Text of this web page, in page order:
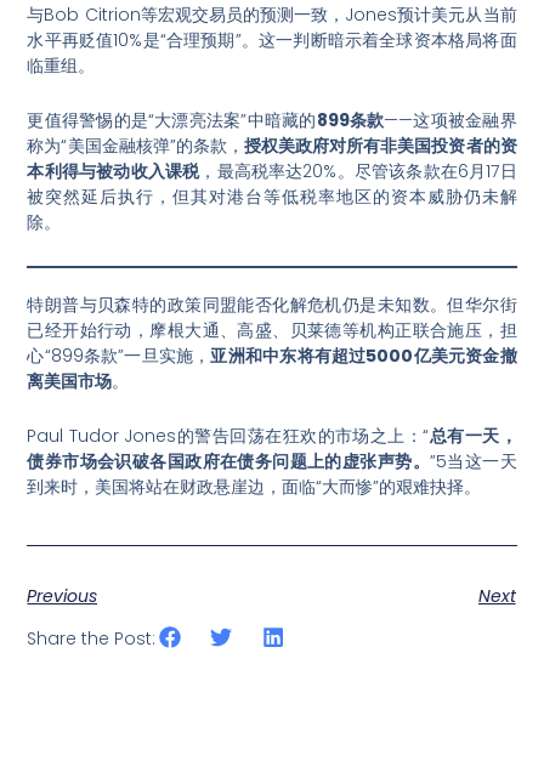
与Bob Citrion等宏观交易员的预测一致，Jones预计美元从当前
水平再贬值10%是“合理预期”。这一判断暗示着全球资本格局将面
临重组。
更值得警惕的是“大漂亮法案”中暗藏的899条款——这项被金融界
称为“美国金融核弹”的条款， 授权美政府对所有非美国投资者的资
本利得与被动收入课税，最高税率达20%。尽管该条款在6月17日
被突然延后执行，但其对港台等低税率地区的资本威胁仍未解
除。
特朗普与贝森特的政策同盟能否化解危机仍是未知数。但华尔街
已经开始行动，摩根大通、高盛、贝莱德等机构正联合施压，担
心“899条款”一旦实施，亚洲和中东将有超过5000亿美元资金撤
离美国市场。
Paul Tudor Jones的警告回荡在狂欢的市场之上：“总有一天，
债券市场会识破各国政府在债务问题上的虚张声势。 ”5当这一天
到来时，美国将站在财政悬崖边，面临“大而惨”的艰难抉择。
Previous
Next
Share the Post: